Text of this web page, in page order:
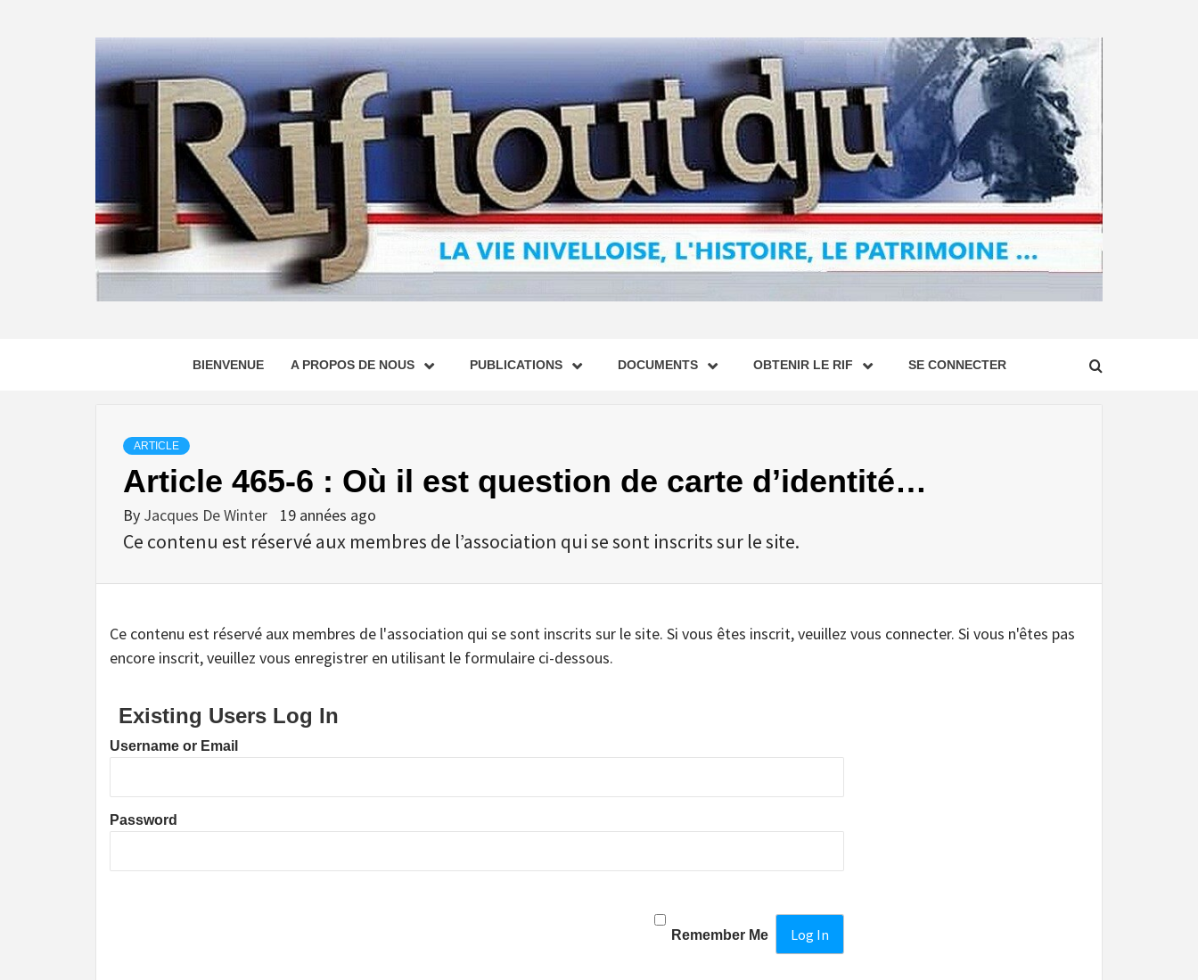
BIENVENUE A PROPOS DE NOUS PUBLICATIONS DOCUMENTS OBTENIR LE RIF SE CONNECTER
ARTICLE
Article 465-6 : Où il est question de carte d’identité…
By Jacques De Winter 19 années ago
Ce contenu est réservé aux membres de l’association qui se sont inscrits sur le site.
Ce contenu est réservé aux membres de l'association qui se sont inscrits sur le site. Si vous êtes inscrit, veuillez vous connecter. Si vous n'êtes pas
encore inscrit, veuillez vous enregistrer en utilisant le formulaire ci-dessous.
Existing Users Log In
Username or Email
Password
Remember Me